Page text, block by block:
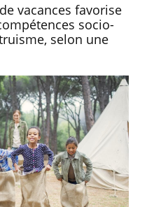
vacances favorise
socio-
selon une